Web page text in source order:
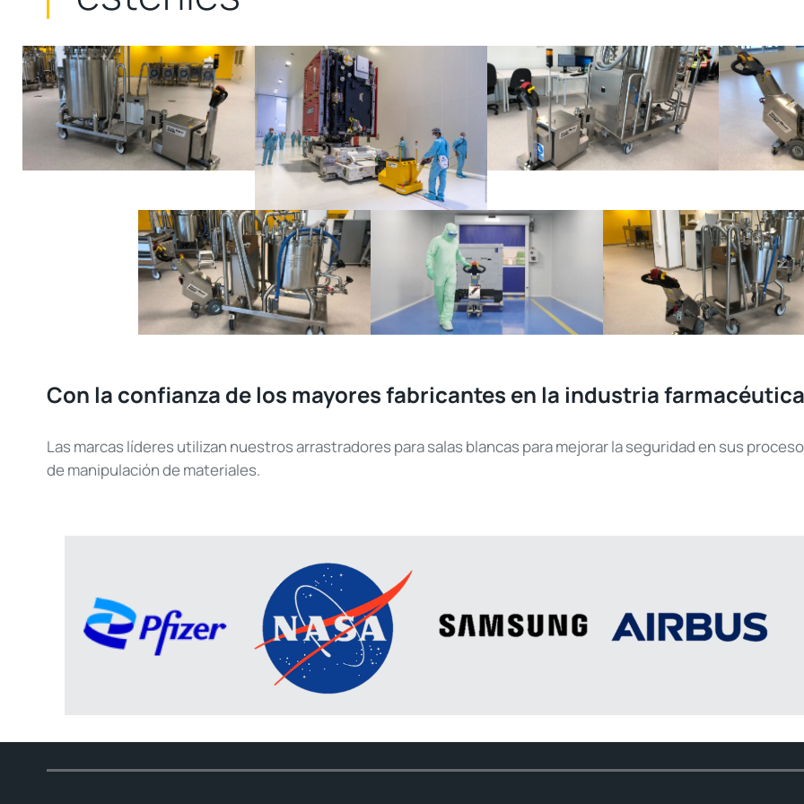
Con la confianza de los mayores fabricantes en la industria farmacéutica
Las marcas líderes utilizan nuestros arrastradores para salas blancas para mejorar la seguridad en sus
de manipulación de materiales.